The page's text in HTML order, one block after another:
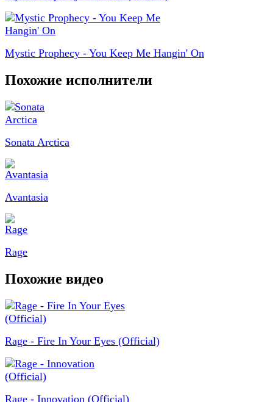
Mystic Prophecy - You Keep Me Hangin' On
Похожие исполнители
Sonata Arctica
Avantasia
Rage
Похожие видео
Rage - Fire In Your Eyes (Official)
Rage - Innovation (Official)